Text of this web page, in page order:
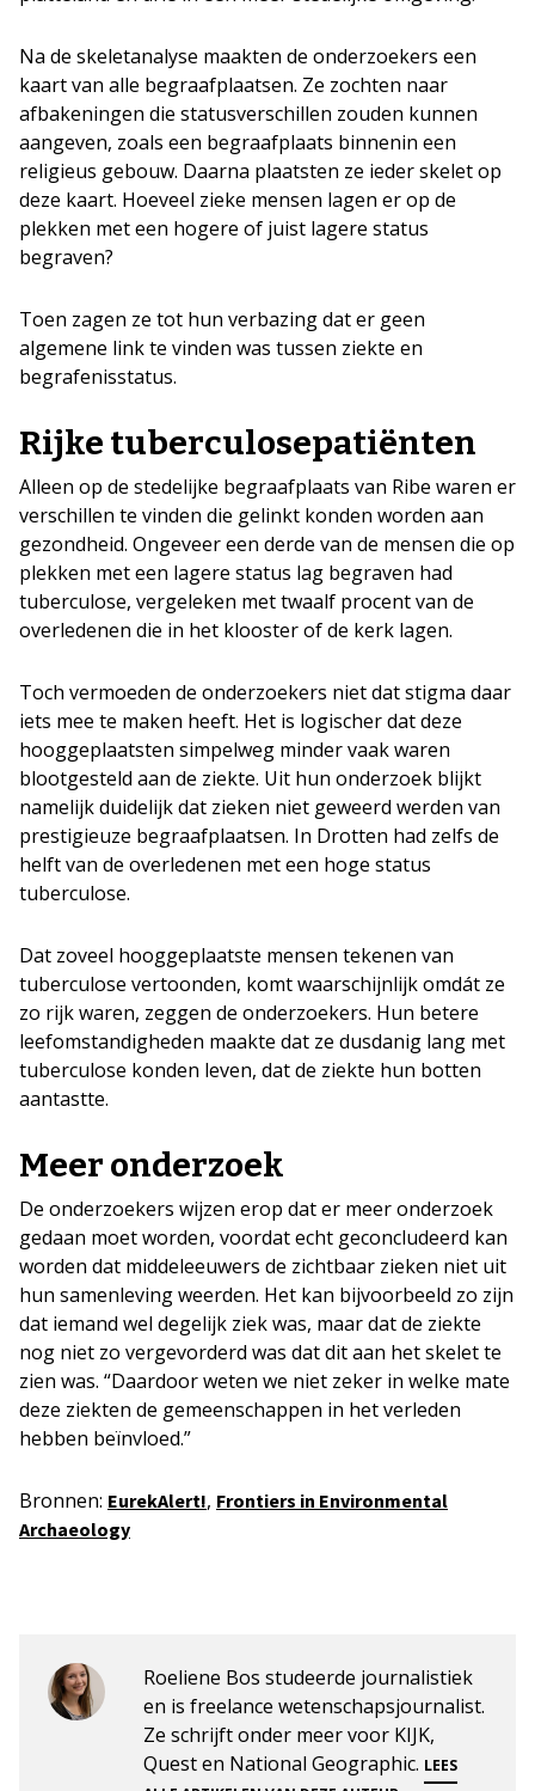
Na de skeletanalyse maakten de onderzoekers een
kaart van alle begraafplaatsen. Ze zochten naar
afbakeningen die statusverschillen zouden kunnen
aangeven, zoals een begraafplaats binnenin een
religieus gebouw. Daarna plaatsten ze ieder skelet op
deze kaart. Hoeveel zieke mensen lagen er op de
plekken met een hogere of juist lagere status
begraven?
Toen zagen ze tot hun verbazing dat er geen
algemene link te vinden was tussen ziekte en
begrafenisstatus.
Rijke tuberculosepatiënten
Alleen op de stedelijke begraafplaats van Ribe waren er
verschillen te vinden die gelinkt konden worden aan
gezondheid. Ongeveer een derde van de mensen die op
plekken met een lagere status lag begraven had
tuberculose, vergeleken met twaalf procent van de
overledenen die in het klooster of de kerk lagen.
Toch vermoeden de onderzoekers niet dat stigma daar
iets mee te maken heeft. Het is logischer dat deze
hooggeplaatsten simpelweg minder vaak waren
blootgesteld aan de ziekte. Uit hun onderzoek blijkt
namelijk duidelijk dat zieken niet geweerd werden van
prestigieuze begraafplaatsen. In Drotten had zelfs de
helft van de overledenen met een hoge status
tuberculose.
Dat zoveel hooggeplaatste mensen tekenen van
tuberculose vertoonden, komt waarschijnlijk omdát ze
zo rijk waren, zeggen de onderzoekers. Hun betere
leefomstandigheden maakte dat ze dusdanig lang met
tuberculose konden leven, dat de ziekte hun botten
aantastte.
Meer onderzoek
De onderzoekers wijzen erop dat er meer onderzoek
gedaan moet worden, voordat echt geconcludeerd kan
worden dat middeleeuwers de zichtbaar zieken niet uit
hun samenleving weerden. Het kan bijvoorbeeld zo zijn
dat iemand wel degelijk ziek was, maar dat de ziekte
nog niet zo vergevorderd was dat dit aan het skelet te
zien was. “Daardoor weten we niet zeker in welke mate
deze ziekten de gemeenschappen in het verleden
hebben beïnvloed.”
Bronnen: EurekAlert!, Frontiers in Environmental
Archaeology
Roeliene Bos studeerde journalistiek
en is freelance wetenschapsjournalist.
Ze schrijft onder meer voor KIJK,
Quest en National Geographic. LEES